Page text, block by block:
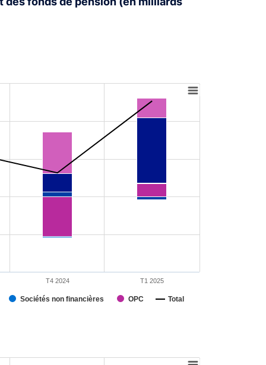
Sociétés non financières OPC Total
T4 2024 T1 2025